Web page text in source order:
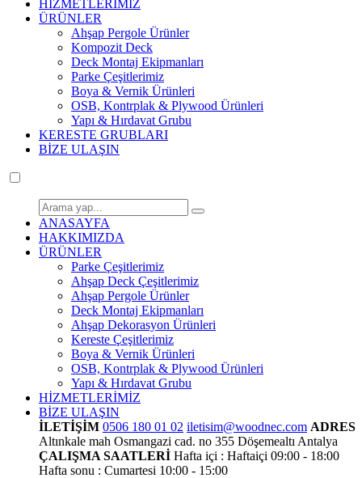
HİZMETLERİMİZ
ÜRÜNLER
Ahşap Pergole Ürünler
Kompozit Deck
Deck Montaj Ekipmanları
Parke Çeşitlerimiz
Boya & Vernik Ürünleri
OSB, Kontrplak & Plywood Ürünleri
Yapı & Hırdavat Grubu
KERESTE GRUBLARI
BİZE ULAŞIN
ANASAYFA
HAKKIMIZDA
ÜRÜNLER
Parke Çeşitlerimiz
Ahşap Deck Çeşitlerimiz
Ahşap Pergole Ürünler
Deck Montaj Ekipmanları
Ahşap Dekorasyon Ürünleri
Kereste Çeşitlerimiz
Boya & Vernik Ürünleri
OSB, Kontrplak & Plywood Ürünleri
Yapı & Hırdavat Grubu
HİZMETLERİMİZ
BİZE ULAŞIN
İLETİŞİM 0506 180 01 02 iletisim@woodnec.com ADRES
Altınkale mah Osmangazi cad. no 355 Döşemealtı Antalya
ÇALIŞMA SAATLERİ Hafta içi : Haftaiçi 09:00 - 18:00
Hafta sonu : Cumartesi 10:00 - 15:00